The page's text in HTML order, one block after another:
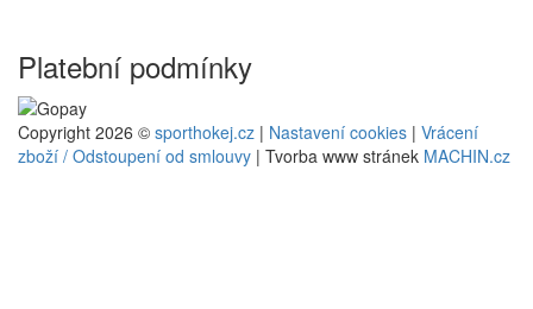
Platební podmínky
Copyright 2026 © sporthokej.cz | Nastavení cookies | Vrácení
zboží / Odstoupení od smlouvy | Tvorba www stránek MACHIN.cz